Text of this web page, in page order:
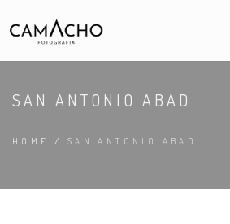
SAN ANTONIO ABAD
HOME / SAN ANTONIO ABAD